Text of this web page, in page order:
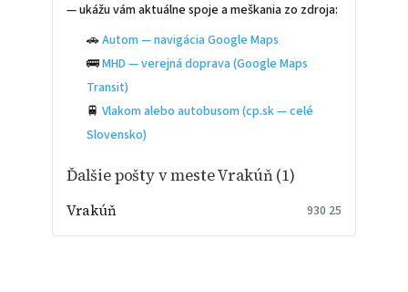
— ukážu vám aktuálne spoje a meškania zo zdroja:
🚗Autom — navigácia Google Maps
🚌MHD — verejná doprava (Google Maps
Transit)
🚆Vlakom alebo autobusom (cp.sk — celé
Slovensko)
Ďalšie pošty v meste Vrakúň (1)
Vrakúň 930 25